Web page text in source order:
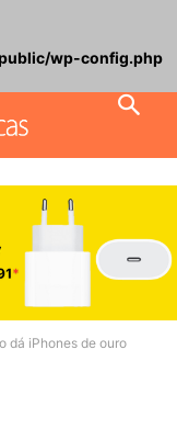
wp-config.php
dá iPhones de ouro